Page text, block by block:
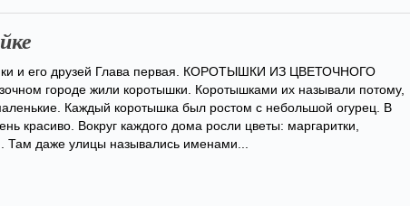
и его друзей Глава первая. КОРОТЫШКИ ИЗ ЦВЕТОЧНОГО
городе жили коротышки. Коротышками их называли потому,
Каждый коротышка был ростом с небольшой огурец. В
красиво. Вокруг каждого дома росли цветы: маргаритки,
Там даже улицы назывались именами...